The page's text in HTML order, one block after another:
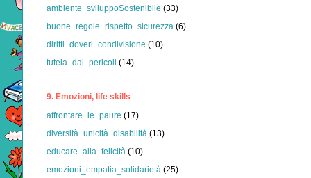
ambiente_sviluppoSostenibile (33)
buone_regole_rispetto_sicurezza (6)
diritti_doveri_condivisione (10)
tutela_dai_pericoli (14)
9. Emozioni, life skills
affrontare_le_paure (17)
diversità_unicità_disabilità (13)
educare_alla_felicità (10)
emozioni_empatia_solidarietà (25)